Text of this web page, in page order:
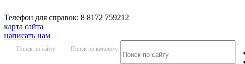
Телефон для справок: 8 8172 759212
карта сайта
написать нам
Поиск по сайту Поиск по каталогу